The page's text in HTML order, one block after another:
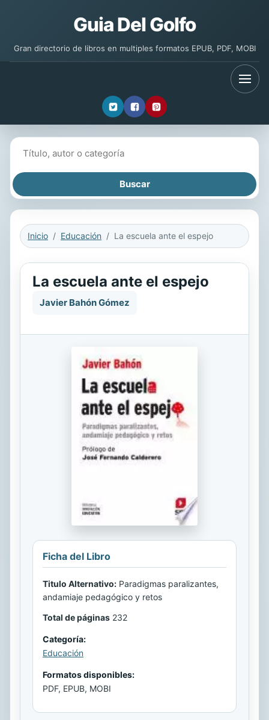
Guia Del Golfo
Gran directorio de libros en multiples formatos EPUB, PDF, MOBI
Inicio Educación La escuela ante el espejo
La escuela ante el espejo
Javier Bahón Gómez
Ficha del Libro
Titulo Alternativo: Paradigmas paralizantes,
andamiaje pedagógico y retos
Total de páginas 232
Categoría:
Educación
Formatos disponibles:
PDF, EPUB, MOBI